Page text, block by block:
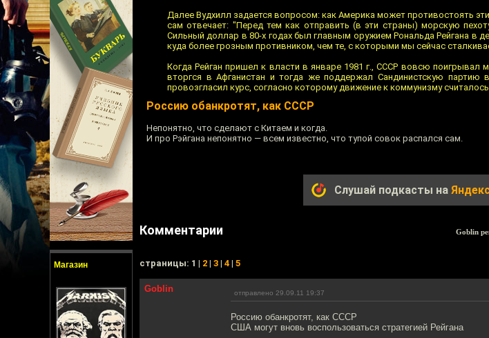
Магазин
Далее Вудхилл задается вопросом: как Америка может противостоять
сам отвечает: "Перед тем как отправить (в эти страны) морскую
Сильный доллар в 80-х годах был главным оружием Рональда Рейгана в
куда более грозным противником, чем те, с которыми мы сейчас
Когда Рейган пришел к власти в январе 1981 г., СССР вовсю поигрывал
вторгся в Афганистан и тогда же поддержал Сандинистскую партию
провозгласил курс, согласно которому движение к коммунизму
Россию обанкротят, как СССР
Непонятно, что сделают с Китаем и когда.
И про Рэйгана непонятно — всем известно, что тупой совок распался сам.
Слушай подкасты на
Комментарии Goblin
cтраницы: 1 | 2 | 3 | 4 | 5
Goblin отправлено 29.09.11 19:37
Россию обанкротят, как СССР
США могут вновь воспользоваться стратегией Рейгана